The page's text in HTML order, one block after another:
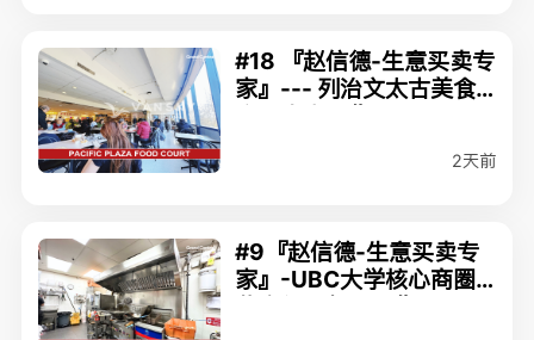
#18 『赵信德-生意买卖专
家』--- 列治文太古美食
2天前
#9『赵信德-生意买卖专
家』-UBC大学核心商圈